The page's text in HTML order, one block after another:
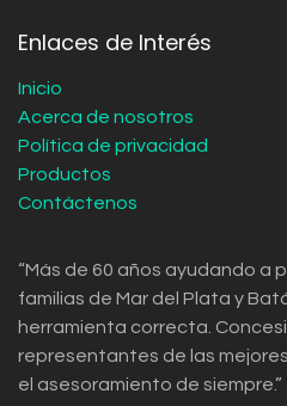
Enlaces de Interés
Inicio
Acerca de nosotros
Política de privacidad
Productos
Contáctenos
“Más de 60 años ayudando a
familias de Mar del Plata y
herramienta correcta.
representantes de las
el asesoramiento de siempre.”